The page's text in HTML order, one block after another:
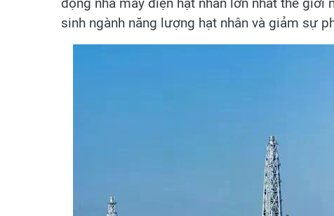
sinh ngành năng lượng hạt nhân và giảm sự